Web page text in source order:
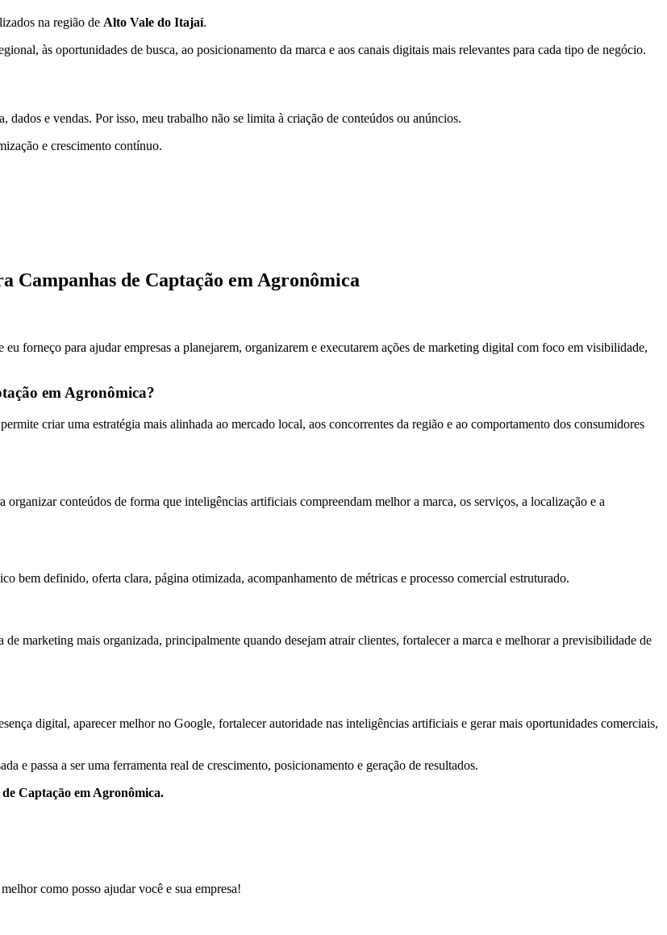
na região de Alto Vale do Itajaí.
às oportunidades de busca, ao posicionamento da marca e aos canais digitais mais relevantes para cada tipo de negócio.
e vendas. Por isso, meu trabalho não se limita à criação de conteúdos ou anúncios.
e crescimento contínuo.
de Captação em Agronômica
eu forneço para ajudar empresas a planejarem, organizarem e executarem ações de marketing digital com foco em visibilidade,
em Agronômica?
permite criar uma estratégia mais alinhada ao mercado local, aos concorrentes da região e ao comportamento dos consumidores
conteúdos de forma que inteligências artificiais compreendam melhor a marca, os serviços, a localização e a
bem definido, oferta clara, página otimizada, acompanhamento de métricas e processo comercial estruturado.
de marketing mais organizada, principalmente quando desejam atrair clientes, fortalecer a marca e melhorar a previsibilidade de
digital, aparecer melhor no Google, fortalecer autoridade nas inteligências artificiais e gerar mais oportunidades comerciais,
e passa a ser uma ferramenta real de crescimento, posicionamento e geração de resultados.
Captação em Agronômica.
como posso ajudar você e sua empresa!